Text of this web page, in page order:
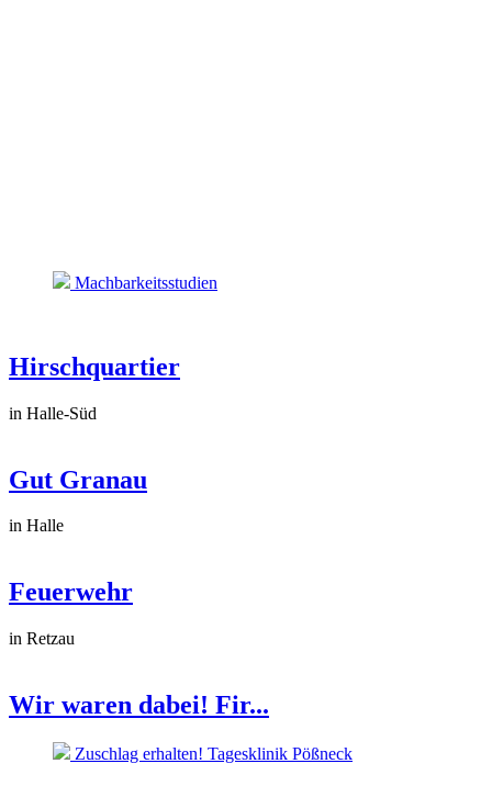
Machbarkeitsstudien
Hirschquartier
in Halle-Süd
Gut Granau
in Halle
Feuerwehr
in Retzau
Wir waren dabei! Fir...
Zuschlag erhalten! Tagesklinik Pößneck